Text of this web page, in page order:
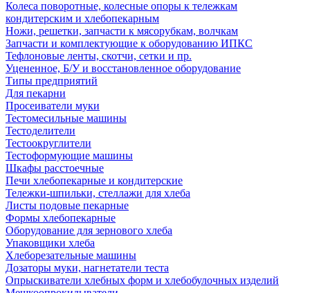
Колеса поворотные, колесные опоры к тележкам
кондитерским и хлебопекарным
Ножи, решетки, запчасти к мясорубкам, волчкам
Запчасти и комплектующие к оборудованию ИПКС
Тефлоновые ленты, скотчи, сетки и пр.
Уцененное, Б/У и восстановленное оборудование
Типы предприятий
Для пекарни
Просеиватели муки
Тестомесильные машины
Тестоделители
Тестоокруглители
Тестоформующие машины
Шкафы расстоечные
Печи хлебопекарные и кондитерские
Тележки-шпильки, стеллажи для хлеба
Листы подовые пекарные
Формы хлебопекарные
Оборудование для зернового хлеба
Упаковщики хлеба
Хлеборезательные машины
Дозаторы муки, нагнетатели теста
Опрыскиватели хлебных форм и хлебобулочных изделий